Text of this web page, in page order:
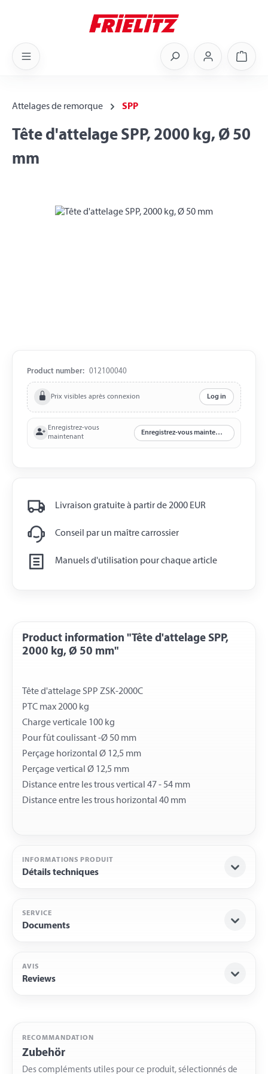
Attelages de remorque SPP
Tête d'attelage SPP, 2000 kg, Ø 50
mm
Skip image gallery
Product number: 012100040
Prix visibles après connexion Log in
Enregistrez-vous
maintenant
Enregistrez-vous maintenant
Livraison gratuite à partir de 2000 EUR
Conseil par un maître carrossier
Manuels d'utilisation pour chaque article
Product information "Tête d'attelage SPP,
2000 kg, Ø 50 mm"
Tête d'attelage SPP ZSK-2000C
PTC max 2000 kg
Charge verticale 100 kg
Pour fût coulissant -Ø 50 mm
Perçage horizontal Ø 12,5 mm
Perçage vertical Ø 12,5 mm
Distance entre les trous vertical 47 - 54 mm
INFORMATIONS PRODUIT
Détails techniques
SERVICE
Documents
AVIS
Reviews
RECOMMANDATION
Zubehör
Des compléments utiles pour ce produit, sélectionnés de